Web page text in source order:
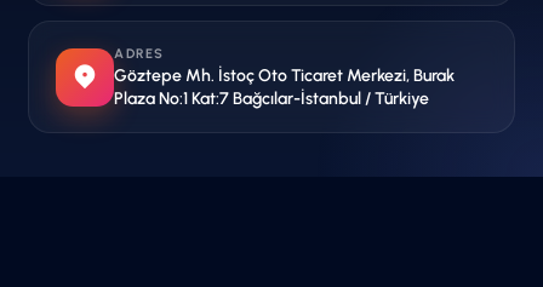
ADRES
Göztepe Mh. İstoç Oto Ticaret Merkezi, Burak
Plaza No:1 Kat:7 Bağcılar-İstanbul / Türkiye